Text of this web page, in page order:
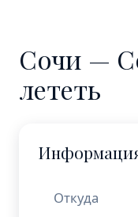
Сочи —
лететь
Откуда